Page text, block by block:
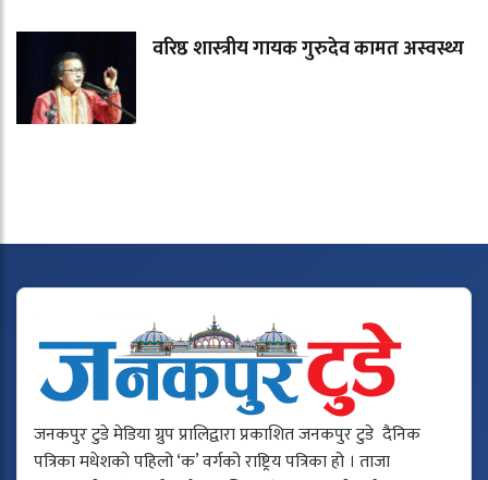
वरिष्ठ शास्त्रीय गायक गुरुदेव कामत अस्वस्थ्य
जनकपुर टुडे मेडिया ग्रुप प्रालिद्वारा प्रकाशित जनकपुर टुडे दैनिक
पत्रिका मधेशको पहिलो ‘क’ वर्गको राष्ट्रिय पत्रिका हो । ताजा